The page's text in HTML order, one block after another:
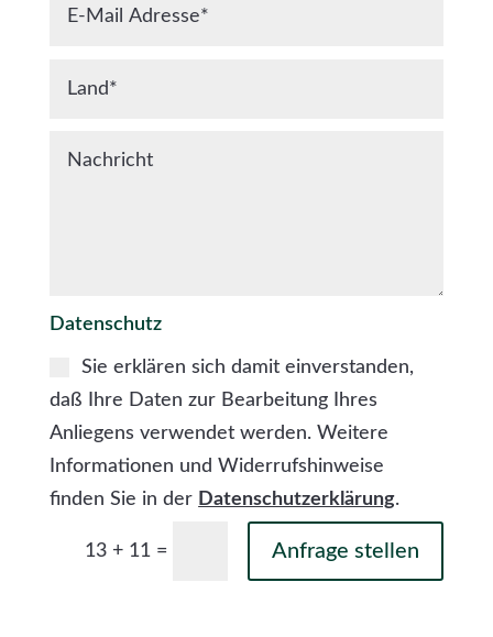
Datenschutz
Sie erklären sich damit einverstanden,
daß Ihre Daten zur Bearbeitung Ihres
Anliegens verwendet werden. Weitere
Informationen und Widerrufshinweise
finden Sie in der Datenschutzerklärung.
13 + 11 = Anfrage stellen